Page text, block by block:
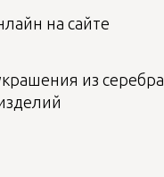
из серебра
на сайте